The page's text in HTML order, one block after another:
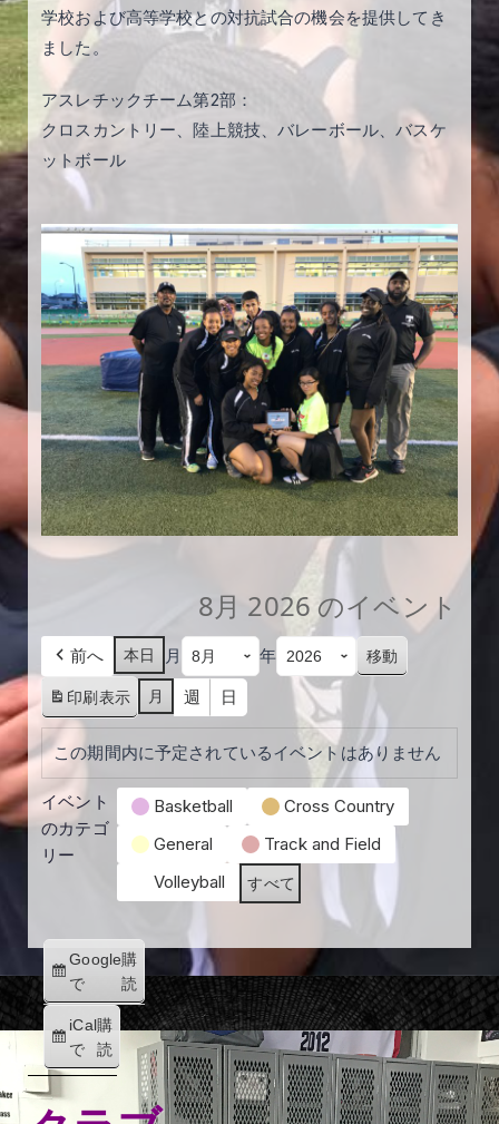
学校および高等学校との対抗試合の機会を提供してき
ました。
アスレチックチーム第2部：
クロスカントリー、陸上競技、バレーボール、バスケ
ットボール
8月 2026 のイベント
前へ 本日 月 年
印刷 表示 月 週 日
この期間内に予定されているイベントはありません
イベント
のカテゴ
リー
Basketball
Cross Country
General
Track and Field
Volleyball
すべて
Google
で
購
読
iCal
で
購
読